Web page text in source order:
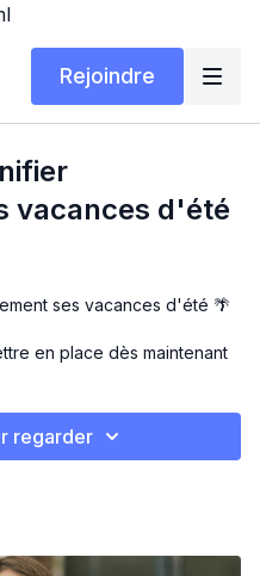
Rejoindre
vacances d'été
ses vacances d'été 🌴
en place dès maintenant
ton budget pour tes
regarder